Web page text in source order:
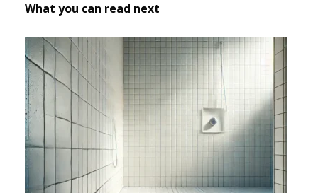
What you can read next